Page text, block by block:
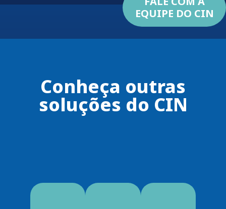
EQUIPE DO CIN
Conheça outras
soluções do CIN